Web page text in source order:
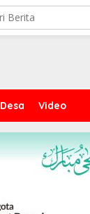
Video